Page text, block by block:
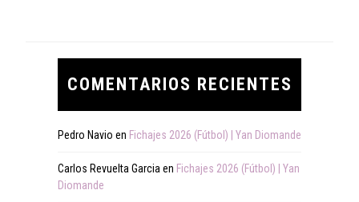
COMENTARIOS RECIENTES
Pedro Navio en Fichajes 2026 (Fútbol) | Yan Diomande
Carlos Revuelta Garcia en Fichajes 2026 (Fútbol) | Yan
Diomande